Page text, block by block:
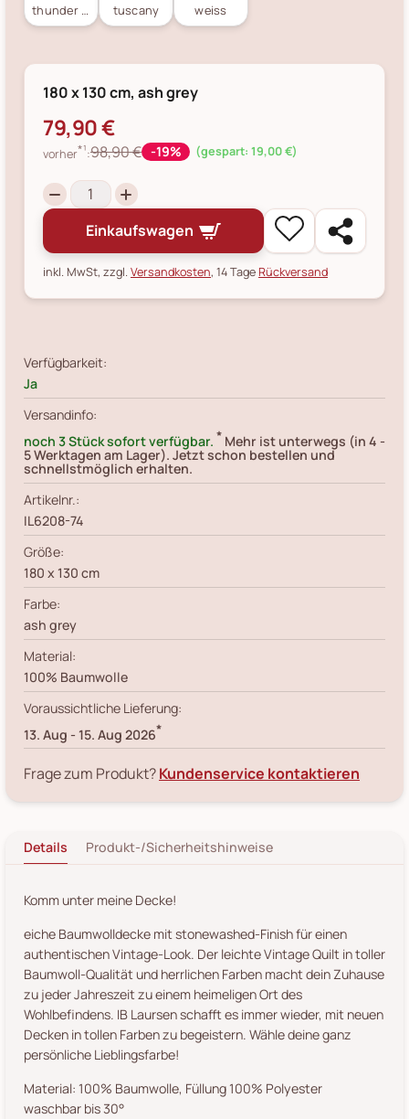
thunder grey tuscany weiss
180 x 130 cm, ash grey
79,90 €
vorher*¹:98,90 € -19% (gespart: 19,00 €)
Einkaufswagen
inkl. MwSt, zzgl.Versandkosten, 14 TageRückversand
Verfügbarkeit:
Ja
Versandinfo:
noch 3 Stück sofort verfügbar. * Mehr ist unterwegs (in 4 -
5 Werktagen am Lager). Jetzt schon bestellen und
schnellstmöglich erhalten.
Artikelnr.:
IL6208-74
Größe:
180 x 130 cm
Farbe:
ash grey
Material:
100% Baumwolle
Voraussichtliche Lieferung:
13. Aug - 15. Aug 2026*
Frage zum Produkt?Kundenservice kontaktieren
Details Produkt-/Sicherheitshinweise
Komm unter meine Decke!
eiche Baumwolldecke mit stonewashed-Finish für einen
authentischen Vintage-Look. Der leichte Vintage Quilt in toller
Baumwoll-Qualität und herrlichen Farben macht dein Zuhause
zu jeder Jahreszeit zu einem heimeligen Ort des
Wohlbefindens. IB Laursen schafft es immer wieder, mit neuen
Decken in tollen Farben zu begeistern. Wähle deine ganz
persönliche Lieblingsfarbe!
Material: 100% Baumwolle, Füllung 100% Polyester
waschbar bis 30°